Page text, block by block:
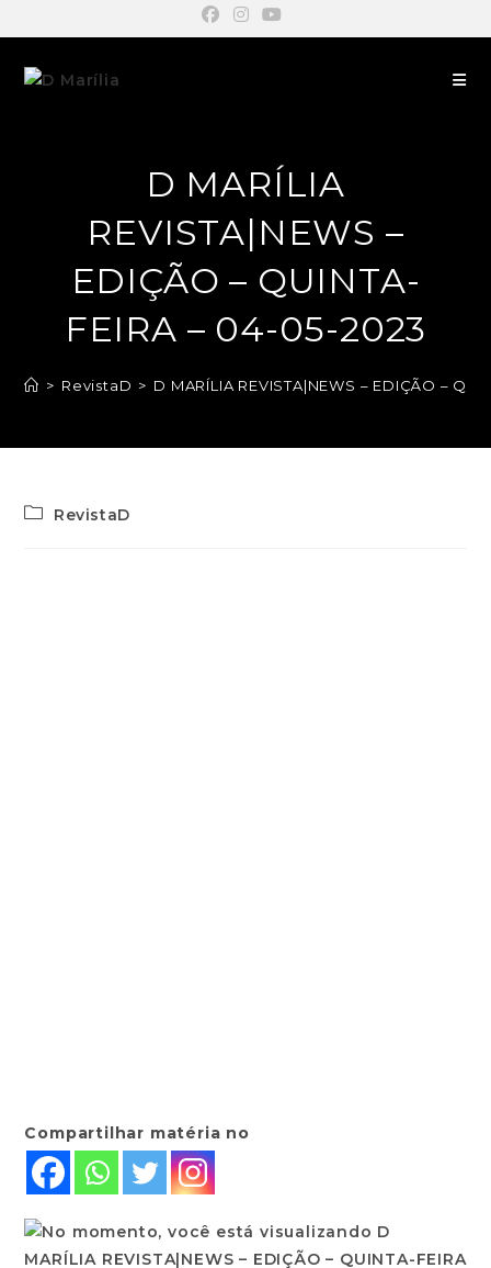
D MARÍLIA
REVISTA|NEWS –
EDIÇÃO – QUINTA-
FEIRA – 04-05-2023
> RevistaD > D MARÍLIA REVISTA|NEWS – EDIÇÃO –
RevistaD
Compartilhar matéria no